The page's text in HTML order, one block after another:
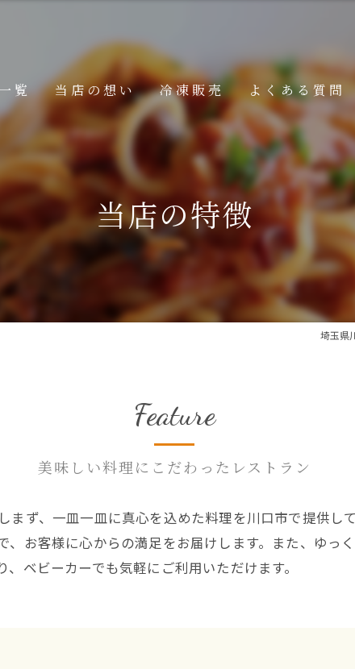
覧
ー
ュー
当店の想い 冷凍販売 よくある質問
当店の特徴
埼玉県
美味しい料理にこだわったレストラン
Feature
まず、一皿一皿に真心を込めた料理を川口市で提供し
、お客様に心からの満足をお届けします。また、ゆっ
ベビーカーでも気軽にご利用いただけます。